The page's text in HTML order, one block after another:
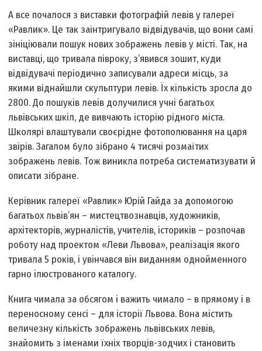
А все почалося з виставки фотографій левів у галереї
«Равлик». Це так заінтригувало відвідувачів, що вони самі
зініціювали пошук нових зображень левів у місті. Так, на
виставці, що тривала півроку, з’явився зошит, куди
відвідувачі періодично записували адреси місць, за
якими віднайшли скульптури левів. Їх кількість зросла до
2800. До пошуків левів долучилися учні багатьох
львівських шкіл, де вивчають історію рідного міста.
Школярі влаштували своєрідне фотополювання на царя
звірів. Загалом було зібрано 4 тисячі розмаїтих
зображень левів. Тож виникла потреба систематизувати й
описати зібране.
Керівник галереї «Равлик» Юрій Гайда за допомогою
багатьох львів’ян – мистецтвознавців, художників,
архітекторів, журналістів, учителів, істориків – розпочав
роботу над проектом «Леви Львова», реалізація якого
тривала 5 років, і увінчався він виданням однойменного
гарно ілюстрованого каталогу.
Книга чимала за обсягом і важить чимало – в прямому і в
переносному сенсі – для історії Львова. Вона містить
величезну кількість зображень львівських левів,
знайомить з іменами їхніх творців-зодчих і становить